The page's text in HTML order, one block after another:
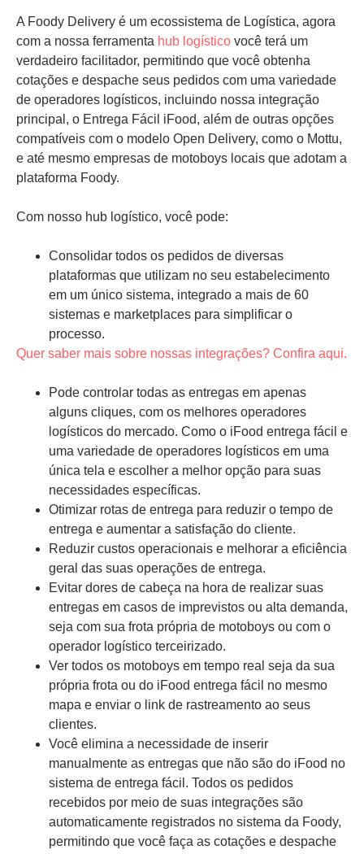
A Foody Delivery é um ecossistema de Logística, agora
com a nossa ferramenta hub logístico você terá um
verdadeiro facilitador, permitindo que você obtenha
cotações e despache seus pedidos com uma variedade
de operadores logísticos, incluindo nossa integração
principal, o Entrega Fácil iFood, além de outras opções
compatíveis com o modelo Open Delivery, como o Mottu,
e até mesmo empresas de motoboys locais que adotam a
plataforma Foody.
Com nosso hub logístico, você pode:
Consolidar todos os pedidos de diversas
plataformas que utilizam no seu estabelecimento
em um único sistema, integrado a mais de 60
sistemas e marketplaces para simplificar o
processo.
Quer saber mais sobre nossas integrações? Confira aqui.
Pode controlar todas as entregas em apenas
alguns cliques, com os melhores operadores
logísticos do mercado. Como o iFood entrega fácil e
uma variedade de operadores logísticos em uma
única tela e escolher a melhor opção para suas
necessidades específicas.
Otimizar rotas de entrega para reduzir o tempo de
entrega e aumentar a satisfação do cliente.
Reduzir custos operacionais e melhorar a eficiência
geral das suas operações de entrega.
Evitar dores de cabeça na hora de realizar suas
entregas em casos de imprevistos ou alta demanda,
seja com sua frota própria de motoboys ou com o
operador logístico terceirizado.
Ver todos os motoboys em tempo real seja da sua
própria frota ou do iFood entrega fácil no mesmo
mapa e enviar o link de rastreamento ao seus
clientes.
Você elimina a necessidade de inserir
manualmente as entregas que não são do iFood no
sistema de entrega fácil. Todos os pedidos
recebidos por meio de suas integrações são
automaticamente registrados no sistema da Foody,
permitindo que você faça as cotações e despache